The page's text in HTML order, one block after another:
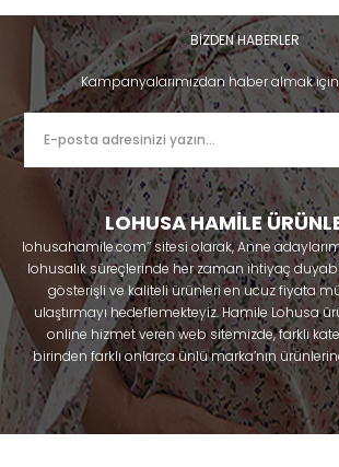
BİZDEN HABERLER
Kampanyalarımızdan haber almak için
LOHUSA HAMİLE
lohusahamile.com’’ sitesi olarak, Anne
lohusalık süreçlerinde her zaman ihtiyaç
gösterişli ve kaliteli ürünleri en ucuz fiyata
ulaştırmayı hedeflemekteyiz. Hamile Lohusa
online hizmet veren web sitemizde, farklı
birinden farklı onlarca ünlü marka’nın
uzaklıkta olacaksınız. Hem hamilelik öncesi
kullanabileceğiniz ürünler ile gebelik
geçirmenize yardımcı olmaya